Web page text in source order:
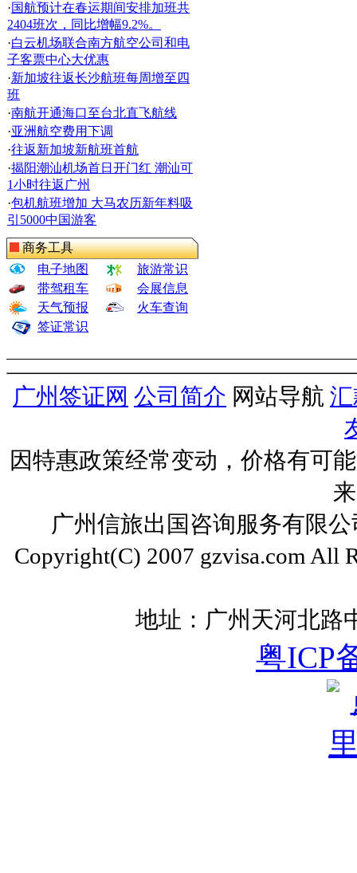
·国航预计在春运期间安排加班共
2404班次，同比增幅9.2%。
·白云机场联合南方航空公司和电
子客票中心大优惠
·新加坡往返长沙航班每周增至四
班
·南航开通海口至台北直飞航线
·亚洲航空费用下调
·往返新加坡新航班首航
·揭阳潮汕机场首日开门红 潮汕可
1小时往返广州
·包机航班增加 大马农历新年料吸
引5000中国游客
商务工具
电子地图
旅游常识
带驾租车
会展信息
天气预报
火车查询
签证常识
广州签证网 公司简介 网站导航
因特惠政策经常变动，价格有可
广州信旅出国咨询服务有限
Copyright(C) 2007 gzvisa.com All
地址：广州天河北路
粤ICP